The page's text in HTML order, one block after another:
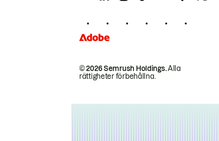
© 2026 Semrush Holdings.Alla
rättigheter förbehållna.